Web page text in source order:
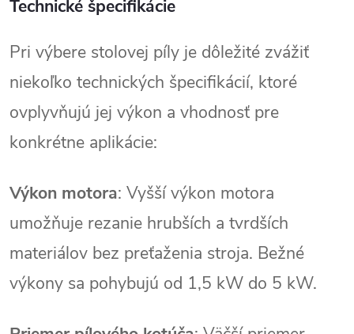
Technické špecifikácie
Pri výbere stolovej píly je dôležité zvážiť
niekoľko technických špecifikácií, ktoré
ovplyvňujú jej výkon a vhodnosť pre
konkrétne aplikácie:
Výkon motora: Vyšší výkon motora
umožňuje rezanie hrubších a tvrdších
materiálov bez preťaženia stroja. Bežné
výkony sa pohybujú od 1,5 kW do 5 kW.